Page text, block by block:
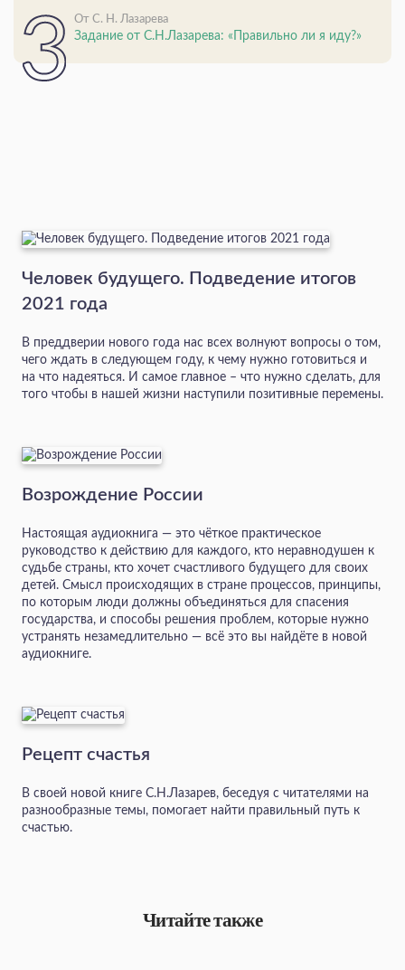
От С. Н. Лазарева
Задание от С.Н.Лазарева: «Правильно ли я иду?»
Человек будущего. Подведение итогов
2021 года
В преддверии нового года нас всех волнуют вопросы о том,
чего ждать в следующем году, к чему нужно готовиться и
на что надеяться. И самое главное – что нужно сделать, для
того чтобы в нашей жизни наступили позитивные перемены.
Возрождение России
Настоящая аудиокнига — это чёткое практическое
руководство к действию для каждого, кто неравнодушен к
судьбе страны, кто хочет счастливого будущего для своих
детей. Смысл происходящих в стране процессов, принципы,
по которым люди должны объединяться для спасения
государства, и способы решения проблем, которые нужно
устранять незамедлительно — всё это вы найдёте в новой
аудиокниге.
Рецепт счастья
В своей новой книге С.Н.Лазарев, беседуя с читателями на
разнообразные темы, помогает найти правильный путь к
счастью.
Читайте также